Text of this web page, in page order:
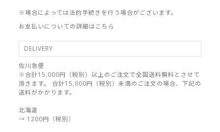
※場合によっては法的手続きを行う場合がございます。
お支払いについての詳細はこちら
DELIVERY
佐川急便
※合計15,000円（税別）以上のご注文で全国送料無料とさせて
頂きます。 合計15,000円（税別）未満のご注文の場合、下記の
送料がかかります。
北海道
→ 1200円（税別）